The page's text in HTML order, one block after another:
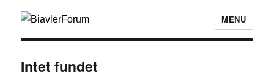
MENU
Intet fundet